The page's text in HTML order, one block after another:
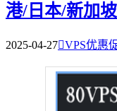
港/日本/新加
2025-04-27VPS优惠